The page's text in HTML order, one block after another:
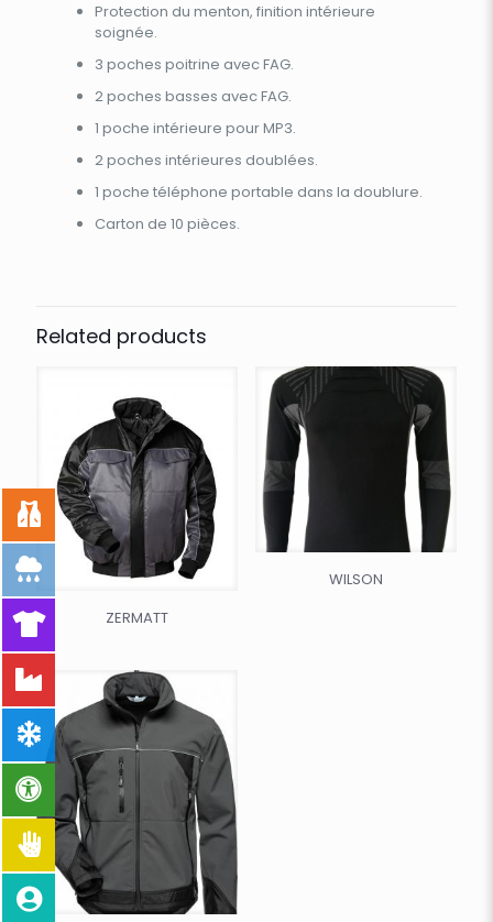
Protection du menton, finition intérieure
soignée.
3 poches poitrine avec FAG.
2 poches basses avec FAG.
1 poche intérieure pour MP3.
2 poches intérieures doublées.
1 poche téléphone portable dans la doublure.
Carton de 10 pièces.
Related products
ZERMATT
WILSON